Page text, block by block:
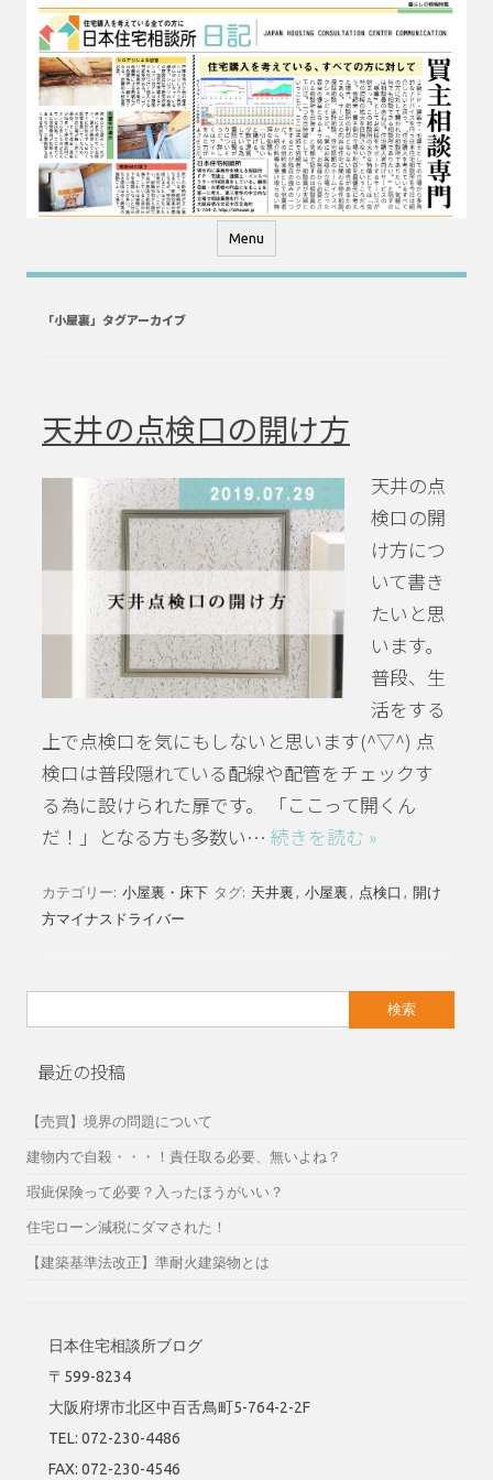
コ
テ
ン
ツ
へ
ス
キ
ッ
プ
Menu
「小屋裏」タグアーカイブ
天井の点検口の開け方
天井の点
検口の開
け方につ
いて書き
たいと思
います。
普段、生
活をする
上で点検口を気にもしないと思います(^▽^) 点
検口は普段隠れている配線や配管をチェックす
る為に設けられた扉です。 「ここって開くん
だ！」となる方も多数い… 続きを読む »
カテゴリー: 小屋裏・床下 タグ: 天井裏 , 小屋裏 , 点検口 , 開け
方マイナスドライバー
索:
最近の投稿
【売買】境界の問題について
建物内で自殺・・・！責任取る必要、無いよね？
瑕疵保険って必要？入ったほうがいい？
住宅ローン減税にダマされた！
【建築基準法改正】準耐火建築物とは
日本住宅相談所ブログ
〒599-8234
大阪府堺市北区中百舌鳥町5-764-2-2F
TEL: 072-230-4486
FAX: 072-230-4546